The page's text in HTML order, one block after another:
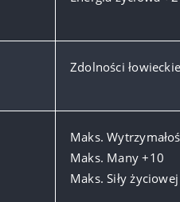
Zdolności
Maks.
Maks. Many +10
Maks. Siły